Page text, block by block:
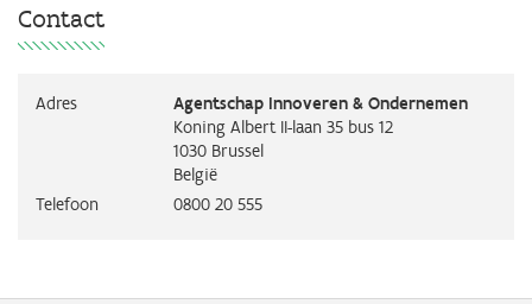
Contact
Adres
Agentschap Innoveren & Ondernemen
Koning Albert II-laan 35 bus 12
1030 Brussel
België
Telefoon
0800 20 555